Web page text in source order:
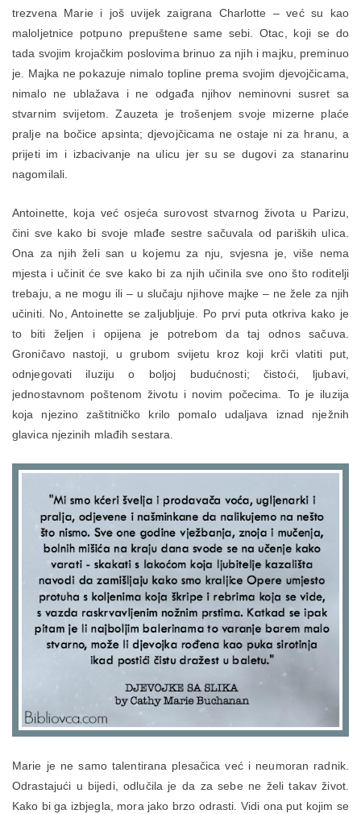
trezvena Marie i još uvijek zaigrana Charlotte – već su kao
maloljetnice potpuno prepuštene same sebi. Otac, koji se do
tada svojim krojačkim poslovima brinuo za njih i majku, preminuo
je. Majka ne pokazuje nimalo topline prema svojim djevojčicama,
nimalo ne ublažava i ne odgađa njihov neminovni susret sa
stvarnim svijetom. Zauzeta je trošenjem svoje mizerne plaće
pralje na bočice apsinta; djevojčicama ne ostaje ni za hranu, a
prijeti im i izbacivanje na ulicu jer su se dugovi za stanarinu
nagomilali.
Antoinette, koja već osjeća surovost stvarnog života u Parizu,
čini sve kako bi svoje mlađe sestre sačuvala od pariških ulica.
Ona za njih želi san u kojemu za nju, svjesna je, više nema
mjesta i učinit će sve kako bi za njih učinila sve ono što roditelji
trebaju, a ne mogu ili – u slučaju njihove majke – ne žele za njih
učiniti. No, Antoinette se zaljubljuje. Po prvi puta otkriva kako je
to biti željen i opijena je potrebom da taj odnos sačuva.
Groničavo nastoji, u grubom svijetu kroz koji krči vlatiti put,
odnjegovati iluziju o boljoj budućnosti; čistoći, ljubavi,
jednostavnom poštenom životu i novim počecima. To je iluzija
koja njezino zaštitničko krilo pomalo udaljava iznad nježnih
glavica njezinih mlađih sestara.
Marie je ne samo talentirana plesačica već i neumoran radnik.
Odrastajući u bijedi, odlučila je da za sebe ne želi takav život.
Kako bi ga izbjegla, mora jako brzo odrasti. Vidi ona put kojim se